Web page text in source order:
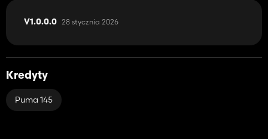
V1.0.0.0 28 stycznia 2026
Kredyty
Puma 145